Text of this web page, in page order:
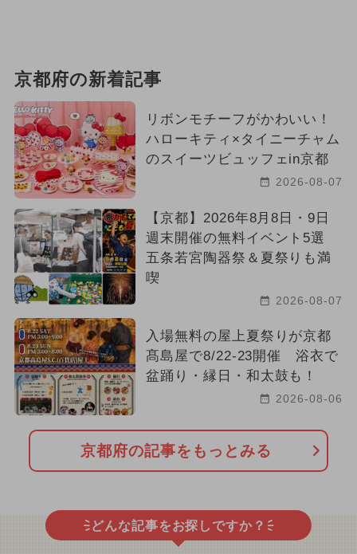
京都府の新着記事
リボンモチーフがかわいい！
ハローキティ×タイニーチャム
のスイーツビュッフェin京都
2026-08-07
【京都】2026年8月8日・9日
週末開催の無料イベント5選
五条若宮陶器祭＆夏祭りも満
喫
2026-08-07
入場無料の屋上夏祭りが京都
髙島屋で8/22-23開催 浴衣で
盆踊り・縁日・和太鼓も！
2026-08-06
京都府の記事をもっとみる
どんな記事をお探しですか？